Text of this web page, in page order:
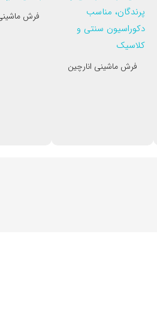
فرش ماشینی انارچین
فرش